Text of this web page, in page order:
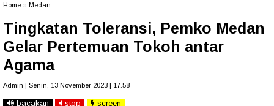
Home Medan
Tingkatan Toleransi, Pemko Medan
Gelar Pertemuan Tokoh antar
Agama
Admin | Senin, 13 November 2023 | 17.58
bacakan stop screen